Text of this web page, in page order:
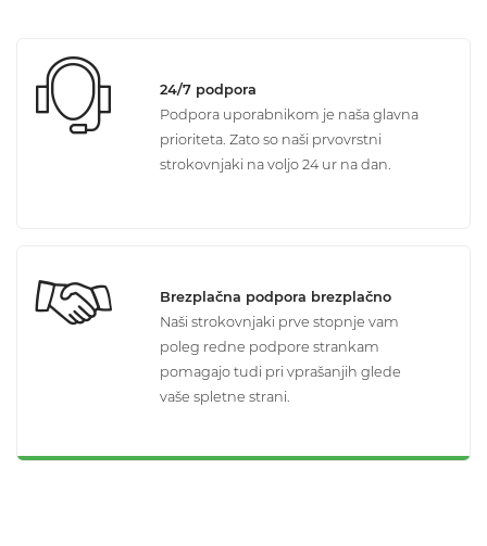
24/7 podpora
Podpora uporabnikom je naša glavna
prioriteta. Zato so naši prvovrstni
strokovnjaki na voljo 24 ur na dan.
Brezplačna podpora brezplačno
Naši strokovnjaki prve stopnje vam
poleg redne podpore strankam
pomagajo tudi pri vprašanjih glede
vaše spletne strani.